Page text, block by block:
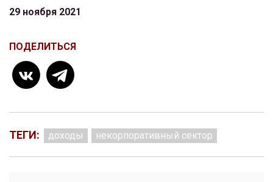
29 ноября 2021
ПОДЕЛИТЬСЯ
ТЕГИ: доходы некорпоративный сектор